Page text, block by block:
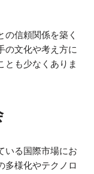
の信頼関係を築く
の文化や考え方に
とも少なくありま
いる国際市場にお
多様化やテクノロ